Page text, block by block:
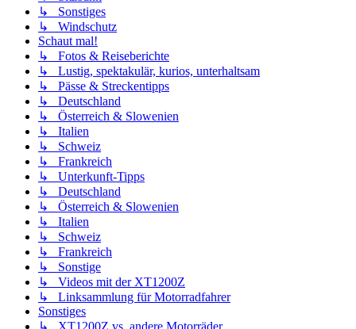
↳ Sonstiges
↳ Windschutz
Schaut mal!
↳ Fotos & Reiseberichte
↳ Lustig, spektakulär, kurios, unterhaltsam
↳ Pässe & Streckentipps
↳ Deutschland
↳ Österreich & Slowenien
↳ Italien
↳ Schweiz
↳ Frankreich
↳ Unterkunft-Tipps
↳ Deutschland
↳ Österreich & Slowenien
↳ Italien
↳ Schweiz
↳ Frankreich
↳ Sonstige
↳ Videos mit der XT1200Z
↳ Linksammlung für Motorradfahrer
Sonstiges
↳ XT1200Z vs. andere Motorräder